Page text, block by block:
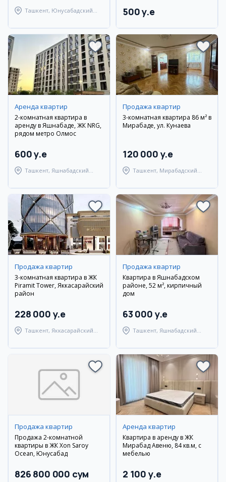
Ташкент, Юнусабадский
500 y.e
Аренда квартир
2-комнатная квартира в
аренду в Яшнабаде, ЖК NRG,
рядом метро Олмос
600 y.e
Ташкент, Яшнабадский
Продажа квартир
3-комнатная квартира 86 м² в
Мирабаде, ул. Кунаева
120 000 y.e
Ташкент, Мирабадский
Продажа квартир
3-комнатная квартира в ЖК
Piramit Tower, Яккасарайский
район
228 000 y.e
Ташкент, Яккасарайский
Продажа квартир
Квартира в Яшнабадском
районе, 52 м², кирпичный
дом
63 000 y.e
Ташкент, Яшнабадский
Продажа квартир
Продажа 2-комнатной
квартиры в ЖК Xon Saroy
Ocean, Юнусабад
826 800 000 сум
Аренда квартир
Квартира в аренду в ЖК
Мирабад Авеню, 84 кв.м, с
мебелью
2 100 y.e